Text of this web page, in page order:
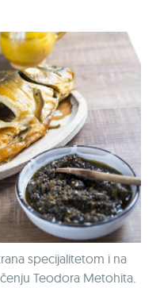
specijalitetom i na
Teodora Metohita.